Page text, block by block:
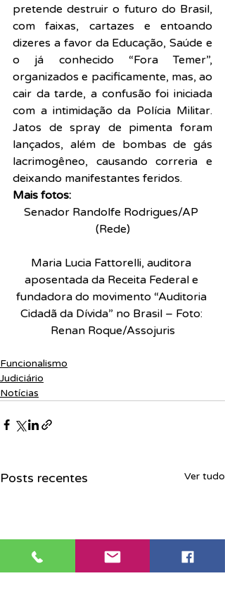
pretende destruir o futuro do Brasil,
com faixas, cartazes e entoando
dizeres a favor da Educação, Saúde e
o já conhecido “Fora Temer”,
organizados e pacificamente, mas, ao
cair da tarde, a confusão foi iniciada
com a intimidação da Polícia Militar.
Jatos de spray de pimenta foram
lançados, além de bombas de gás
lacrimogêneo, causando correria e
deixando manifestantes feridos.
Mais fotos:
Senador Randolfe Rodrigues/AP
(Rede)
Maria Lucia Fattorelli, auditora
aposentada da Receita Federal e
fundadora do movimento “Auditoria
Cidadã da Dívida” no Brasil – Foto:
Renan Roque/Assojuris
Funcionalismo
Judiciário
Notícias
Posts recentes Ver tudo